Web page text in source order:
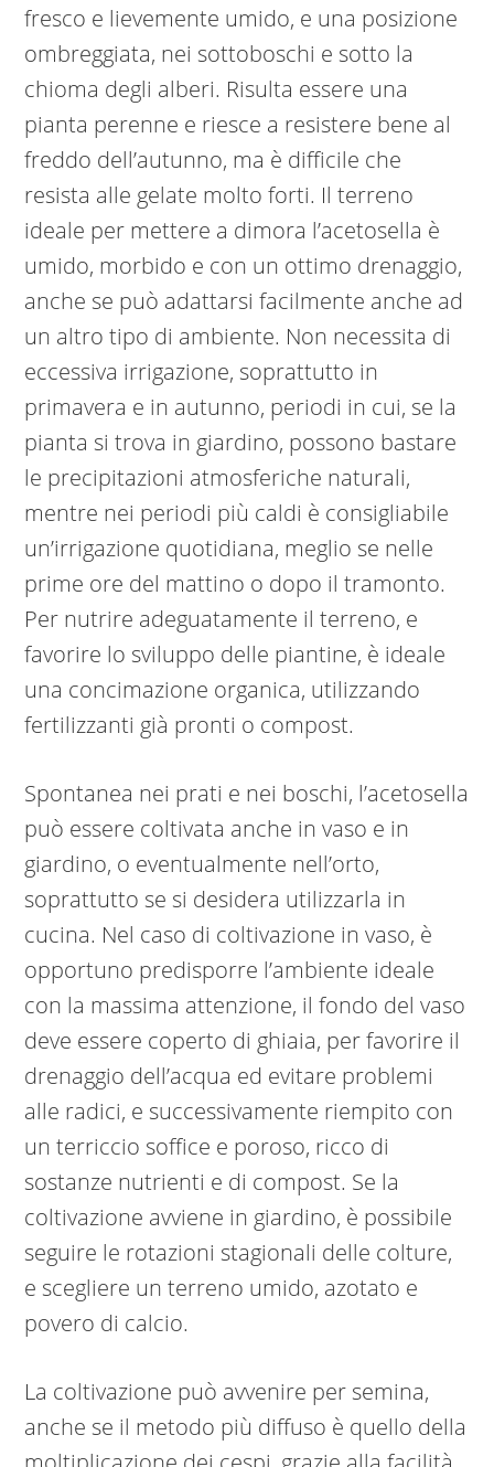
fresco e lievemente umido, e una posizione
ombreggiata, nei sottoboschi e sotto la
chioma degli alberi. Risulta essere una
pianta perenne e riesce a resistere bene al
freddo dell’autunno, ma è difficile che
resista alle gelate molto forti. Il terreno
ideale per mettere a dimora l’acetosella è
umido, morbido e con un ottimo drenaggio,
anche se può adattarsi facilmente anche ad
un altro tipo di ambiente. Non necessita di
eccessiva irrigazione, soprattutto in
primavera e in autunno, periodi in cui, se la
pianta si trova in giardino, possono bastare
le precipitazioni atmosferiche naturali,
mentre nei periodi più caldi è consigliabile
un’irrigazione quotidiana, meglio se nelle
prime ore del mattino o dopo il tramonto.
Per nutrire adeguatamente il terreno, e
favorire lo sviluppo delle piantine, è ideale
una concimazione organica, utilizzando
fertilizzanti già pronti o compost.
Spontanea nei prati e nei boschi, l’acetosella
può essere coltivata anche in vaso e in
giardino, o eventualmente nell’orto,
soprattutto se si desidera utilizzarla in
cucina. Nel caso di coltivazione in vaso, è
opportuno predisporre l’ambiente ideale
con la massima attenzione, il fondo del vaso
deve essere coperto di ghiaia, per favorire il
drenaggio dell’acqua ed evitare problemi
alle radici, e successivamente riempito con
un terriccio soffice e poroso, ricco di
sostanze nutrienti e di compost. Se la
coltivazione avviene in giardino, è possibile
seguire le rotazioni stagionali delle colture,
e scegliere un terreno umido, azotato e
povero di calcio.
La coltivazione può avvenire per semina,
anche se il metodo più diffuso è quello della